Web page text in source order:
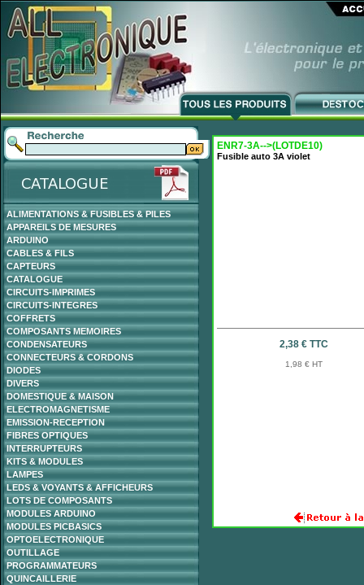
ALIMENTATIONS & FUSIBLES & PILES
APPAREILS DE MESURES
ARDUINO
CABLES & FILS
CAPTEURS
CATALOGUE
CIRCUITS-IMPRIMES
CIRCUITS-INTEGRES
COFFRETS
COMPOSANTS MEMOIRES
CONDENSATEURS
CONNECTEURS & CORDONS
DIODES
DIVERS
DOMESTIQUE & MAISON
ELECTROMAGNETISME
EMISSION-RECEPTION
FIBRES OPTIQUES
INTERRUPTEURS
KITS & MODULES
LAMPES
LEDS & VOYANTS & AFFICHEURS
LOTS DE COMPOSANTS
MODULES ARDUINO
MODULES PICBASICS
OPTOELECTRONIQUE
OUTILLAGE
PROGRAMMATEURS
QUINCAILLERIE
ENR7-3A-->(LOTDE10)
Fusible auto 3A violet
2,38 € TTC
1,98 € HT